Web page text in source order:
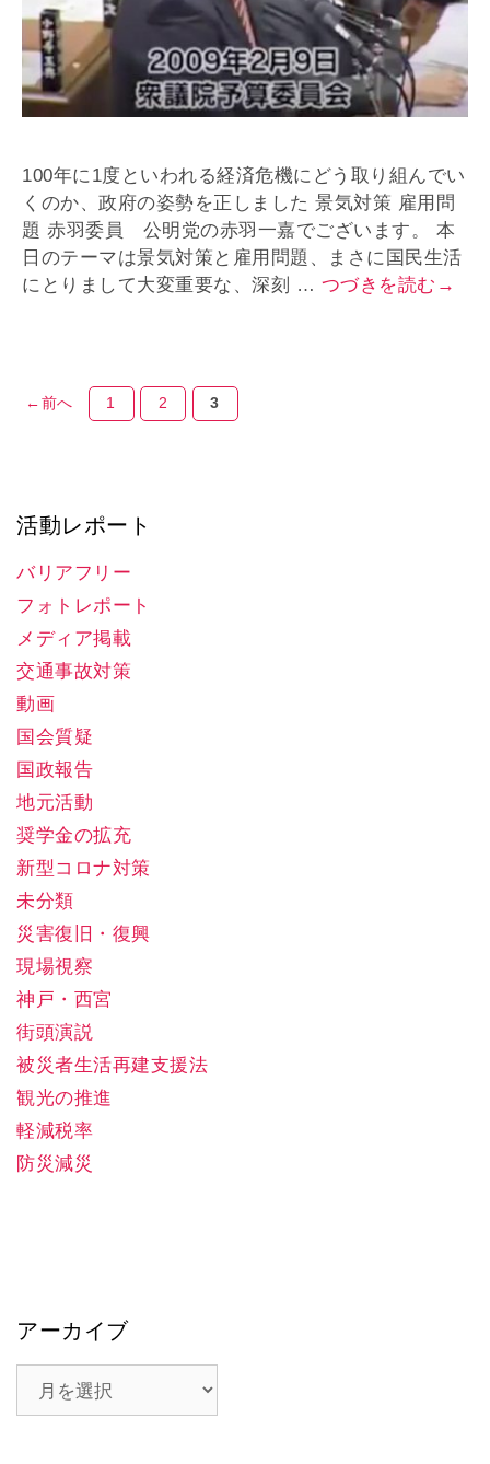
100年に1度といわれる経済危機にどう取り組んでい
くのか、政府の姿勢を正しました 景気対策 雇用問
題 赤羽委員 公明党の赤羽一嘉でございます。 本
日のテーマは景気対策と雇用問題、まさに国民生活
にとりまして大変重要な、深刻 … つづきを読む→
←前へ
ペ
1
ペ
2
ペ
3
活動レポート
バリアフリー
フォトレポート
メディア掲載
交通事故対策
動画
国会質疑
国政報告
地元活動
奨学金の拡充
新型コロナ対策
未分類
災害復旧・復興
現場視察
神戸・西宮
街頭演説
被災者生活再建支援法
観光の推進
軽減税率
防災減災
アーカイブ